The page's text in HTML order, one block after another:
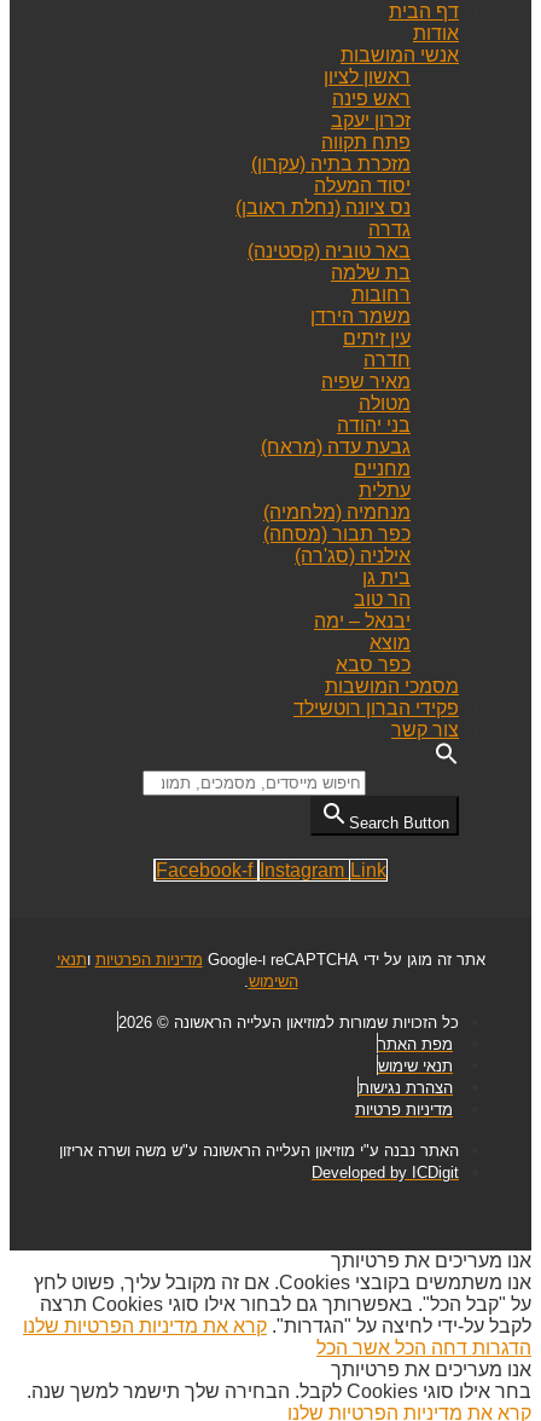
דף הבית
אודות
אנשי המושבות
ראשון לציון
ראש פינה
זכרון יעקב
פתח תקווה
מזכרת בתיה (עקרון)
יסוד המעלה
נס ציונה (נחלת ראובן)
גדרה
באר טוביה (קסטינה)
בת שלמה
רחובות
משמר הירדן
עין זיתים
חדרה
מאיר שפיה
מטולה
בני יהודה
גבעת עדה (מראח)
מחניים
עתלית
מנחמיה (מלחמיה)
כפר תבור (מסחה)
אילניה (סג'רה)
בית גן
הר טוב
יבנאל – ימה
מוצא
כפר סבא
מסמכי המושבות
פקידי הברון רוטשילד
צור קשר
Search Button
Facebook-f Instagram Link
אתר זה מוגן על ידי reCAPTCHA ו-Google מדיניות הפרטיות ותנאי
השימוש.
כל הזכויות שמורות למוזיאון העלייה הראשונה © 2026
מפת האתר
תנאי שימוש
הצהרת נגישות
מדיניות פרטיות
האתר נבנה ע"י מוזיאון העלייה הראשונה ע"ש משה ושרה אריזון
Developed by ICDigit
אנו מעריכים את פרטיותך
אנו משתמשים בקובצי Cookies. אם זה מקובל עליך, פשוט לחץ
על "קבל הכל". באפשרותך גם לבחור אילו סוגי Cookies תרצה
לקבל על-ידי לחיצה על "הגדרות". קרא את מדיניות הפרטיות שלנו
הדגרות דחה הכל אשר הכל
אנו מעריכים את פרטיותך
בחר אילו סוגי Cookies לקבל. הבחירה שלך תישמר למשך שנה.
קרא את מדיניות הפרטיות שלנו